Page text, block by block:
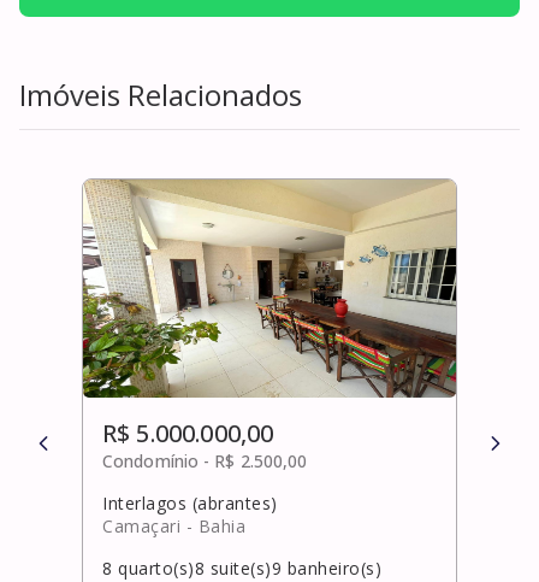
Imóveis Relacionados
R$ 5.000.000,00
Condomínio - R$ 2.500,00
Interlagos (abrantes)
Camaçari - Bahia
8 quarto(s)8 suite(s)9 banheiro(s)
R$